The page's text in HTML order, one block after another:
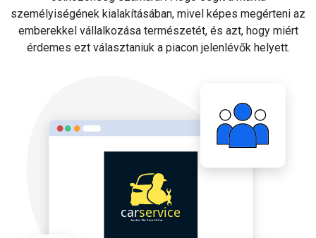
személyiségének kialakításában, mivel képes megérteni az
emberekkel vállalkozása természetét, és azt, hogy miért
érdemes ezt választaniuk a piacon jelenlévők helyett.